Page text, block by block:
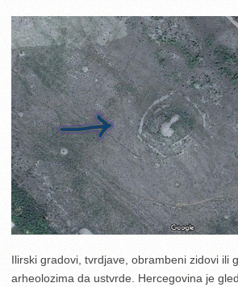
Ilirski gradovi, tvrdjave, obrambeni zidovi ili
arheolozima da ustvrde. Hercegovina je